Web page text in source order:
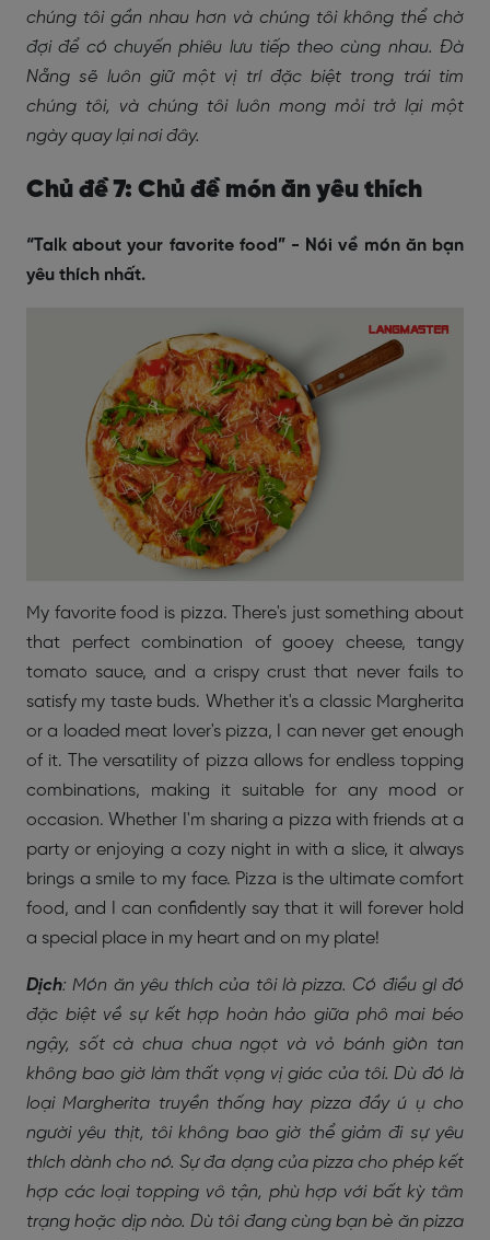
chúng tôi gần nhau hơn và chúng tôi không thể chờ
đợi để có chuyến phiêu lưu tiếp theo cùng nhau. Đà
Nẵng sẽ luôn giữ một vị trí đặc biệt trong trái tim
chúng tôi, và chúng tôi luôn mong mỏi trở lại một
ngày quay lại nơi đây.
Chủ đề 7: Chủ đề món ăn yêu thích
“Talk about your favorite food” - Nói về món ăn bạn
yêu thích nhất.
My favorite food is pizza. There's just something about
that perfect combination of gooey cheese, tangy
tomato sauce, and a crispy crust that never fails to
satisfy my taste buds. Whether it's a classic Margherita
or a loaded meat lover's pizza, I can never get enough
of it. The versatility of pizza allows for endless topping
combinations, making it suitable for any mood or
occasion. Whether I'm sharing a pizza with friends at a
party or enjoying a cozy night in with a slice, it always
brings a smile to my face. Pizza is the ultimate comfort
food, and I can confidently say that it will forever hold
a special place in my heart and on my plate!
Dịch: Món ăn yêu thích của tôi là pizza. Có điều gì đó
đặc biệt về sự kết hợp hoàn hảo giữa phô mai béo
ngậy, sốt cà chua chua ngọt và vỏ bánh giòn tan
không bao giờ làm thất vọng vị giác của tôi. Dù đó là
loại Margherita truyền thống hay pizza đầy ú ụ cho
người yêu thịt, tôi không bao giờ thể giảm đi sự yêu
thích dành cho nó. Sự đa dạng của pizza cho phép kết
hợp các loại topping vô tận, phù hợp với bất kỳ tâm
trạng hoặc dịp nào. Dù tôi đang cùng bạn bè ăn pizza